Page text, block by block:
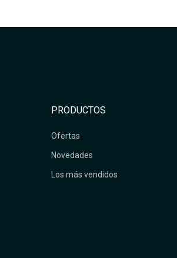
PRODUCTOS
Ofertas
Novedades
Los más vendidos